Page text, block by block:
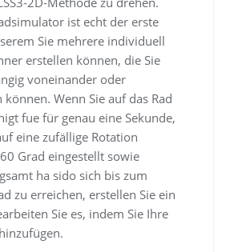
ist echt der erste
Sie mehrere individuell
erstellen können, die Sie
voneinander oder
Wenn Sie auf das Rad
fue für genau eine Sekunde,
eine zufällige Rotation
Grad eingestellt sowie
ha sido sich bis zum
zu erreichen, erstellen Sie ein
Sie es, indem Sie Ihre